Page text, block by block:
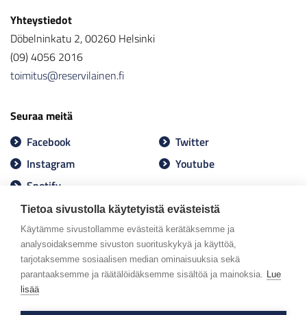
Tietoa sivustolla käytetyistä evästeistä
Käytämme sivustollamme evästeitä kerätäksemme ja
analysoidaksemme sivuston suorituskykyä ja käyttöä,
tarjotaksemme sosiaalisen median ominaisuuksia sekä
parantaaksemme ja räätälöidäksemme sisältöä ja mainoksia. Lue
lisää
Yhteystiedot
Döbelninkatu 2, 00260 Helsinki
(09) 4056 2016
toimitus@reservilainen.fi
Seuraa meitä
Facebook
Twitter
Instagram
Youtube
Spotify